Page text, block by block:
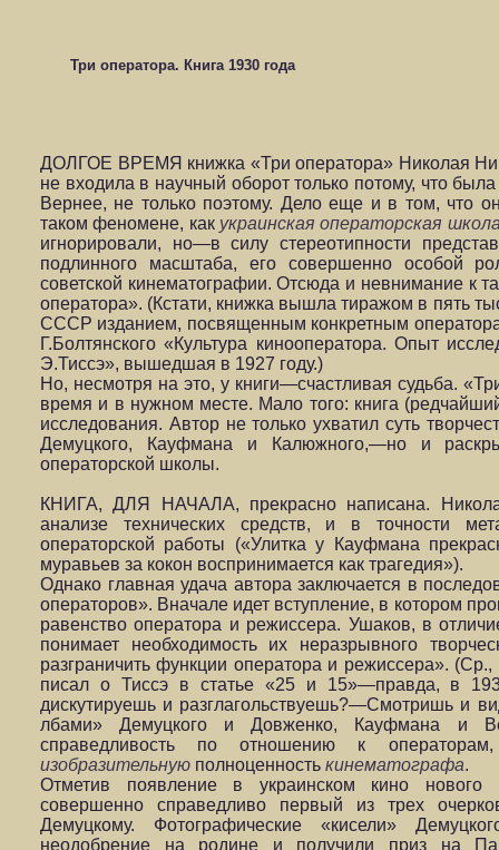
Три оператора. Книга 1930 года
ДОЛГОЕ ВРЕМЯ книжка «Три оператора» Николая
не входила в научный оборот только потому, что
Вернее, не только поэтому. Дело еще и в том, что
таком феномене, как украинская операторская
игнорировали, но—в силу стереотипности
подлинного масштаба, его совершенно особой
советской кинематографии. Отсюда и невнимание к
оператора». (Кстати, книжка вышла тиражом в пять
СССР изданием, посвященным конкретным
Г.Болтянского «Культура кинооператора. Опыт
Э.Тиссэ», вышедшая в 1927 году.)
Но, несмотря на это, у книги—счастливая судьба.
время и в нужном месте. Мало того: книга
исследования. Автор не только ухватил суть
Демуцкого, Кауфмана и Калюжного,—но и
операторской школы.
КНИГА, ДЛЯ НАЧАЛА, прекрасно написана.
анализе технических средств, и в точности
операторской работы («Улитка у Кауфмана
муравьев за кокон воспринимается как трагедия»).
Однако главная удача автора заключается в
операторов». Вначале идет вступление, в котором
равенство оператора и режиссера. Ушаков, в
понимает необходимость их неразрывного
разграничить функции оператора и режиссера».
писал о Тиссэ в статье «25 и 15»—правда, в
дискутируешь и разглагольствуешь?—Смотришь и
лбами» Демуцкого и Довженко, Кауфмана и
справедливость по отношению к
изобразительную полноценность кинематографа.
Отметив появление в украинском кино нового
совершенно справедливо первый из трех
Демуцкому. Фотографические «кисели»
неодобрение на родине и получили приз на